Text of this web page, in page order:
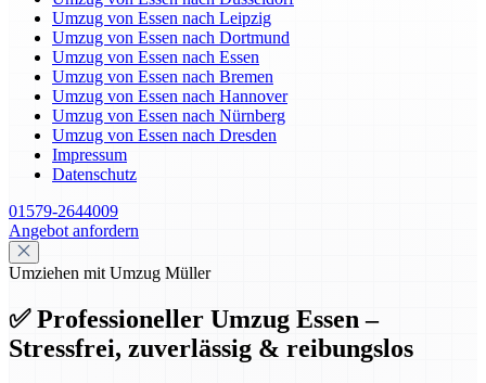
Umzug von Essen nach Leipzig
Umzug von Essen nach Dortmund
Umzug von Essen nach Essen
Umzug von Essen nach Bremen
Umzug von Essen nach Hannover
Umzug von Essen nach Nürnberg
Umzug von Essen nach Dresden
Impressum
Datenschutz
01579-2644009
Angebot anfordern
Umziehen mit Umzug Müller
✅ Professioneller Umzug Essen –
Stressfrei, zuverlässig & reibungslos